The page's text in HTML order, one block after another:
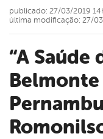
“A Saúde de São José do
publicado: 27/03/2019
última modificação: 27/